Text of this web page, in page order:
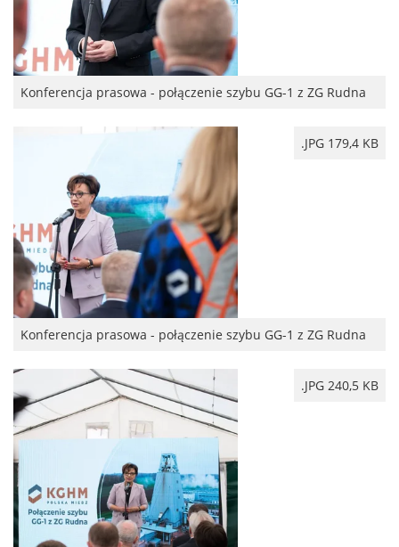
Konferencja prasowa - połączenie szybu GG-1 z ZG Rudna
.JPG 179,4 KB
Konferencja prasowa - połączenie szybu GG-1 z ZG Rudna
.JPG 240,5 KB